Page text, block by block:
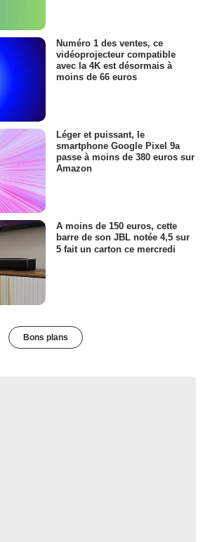
Numéro 1 des ventes, ce
vidéoprojecteur compatible
avec la 4K est désormais à
moins de 66 euros
Léger et puissant, le
smartphone Google Pixel 9a
passe à moins de 380 euros sur
Amazon
A moins de 150 euros, cette
barre de son JBL notée 4,5 sur
5 fait un carton ce mercredi
Bons plans